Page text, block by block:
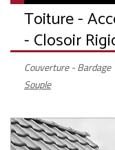
Toiture -
- Closoir
Couverture - Bardage
Souple